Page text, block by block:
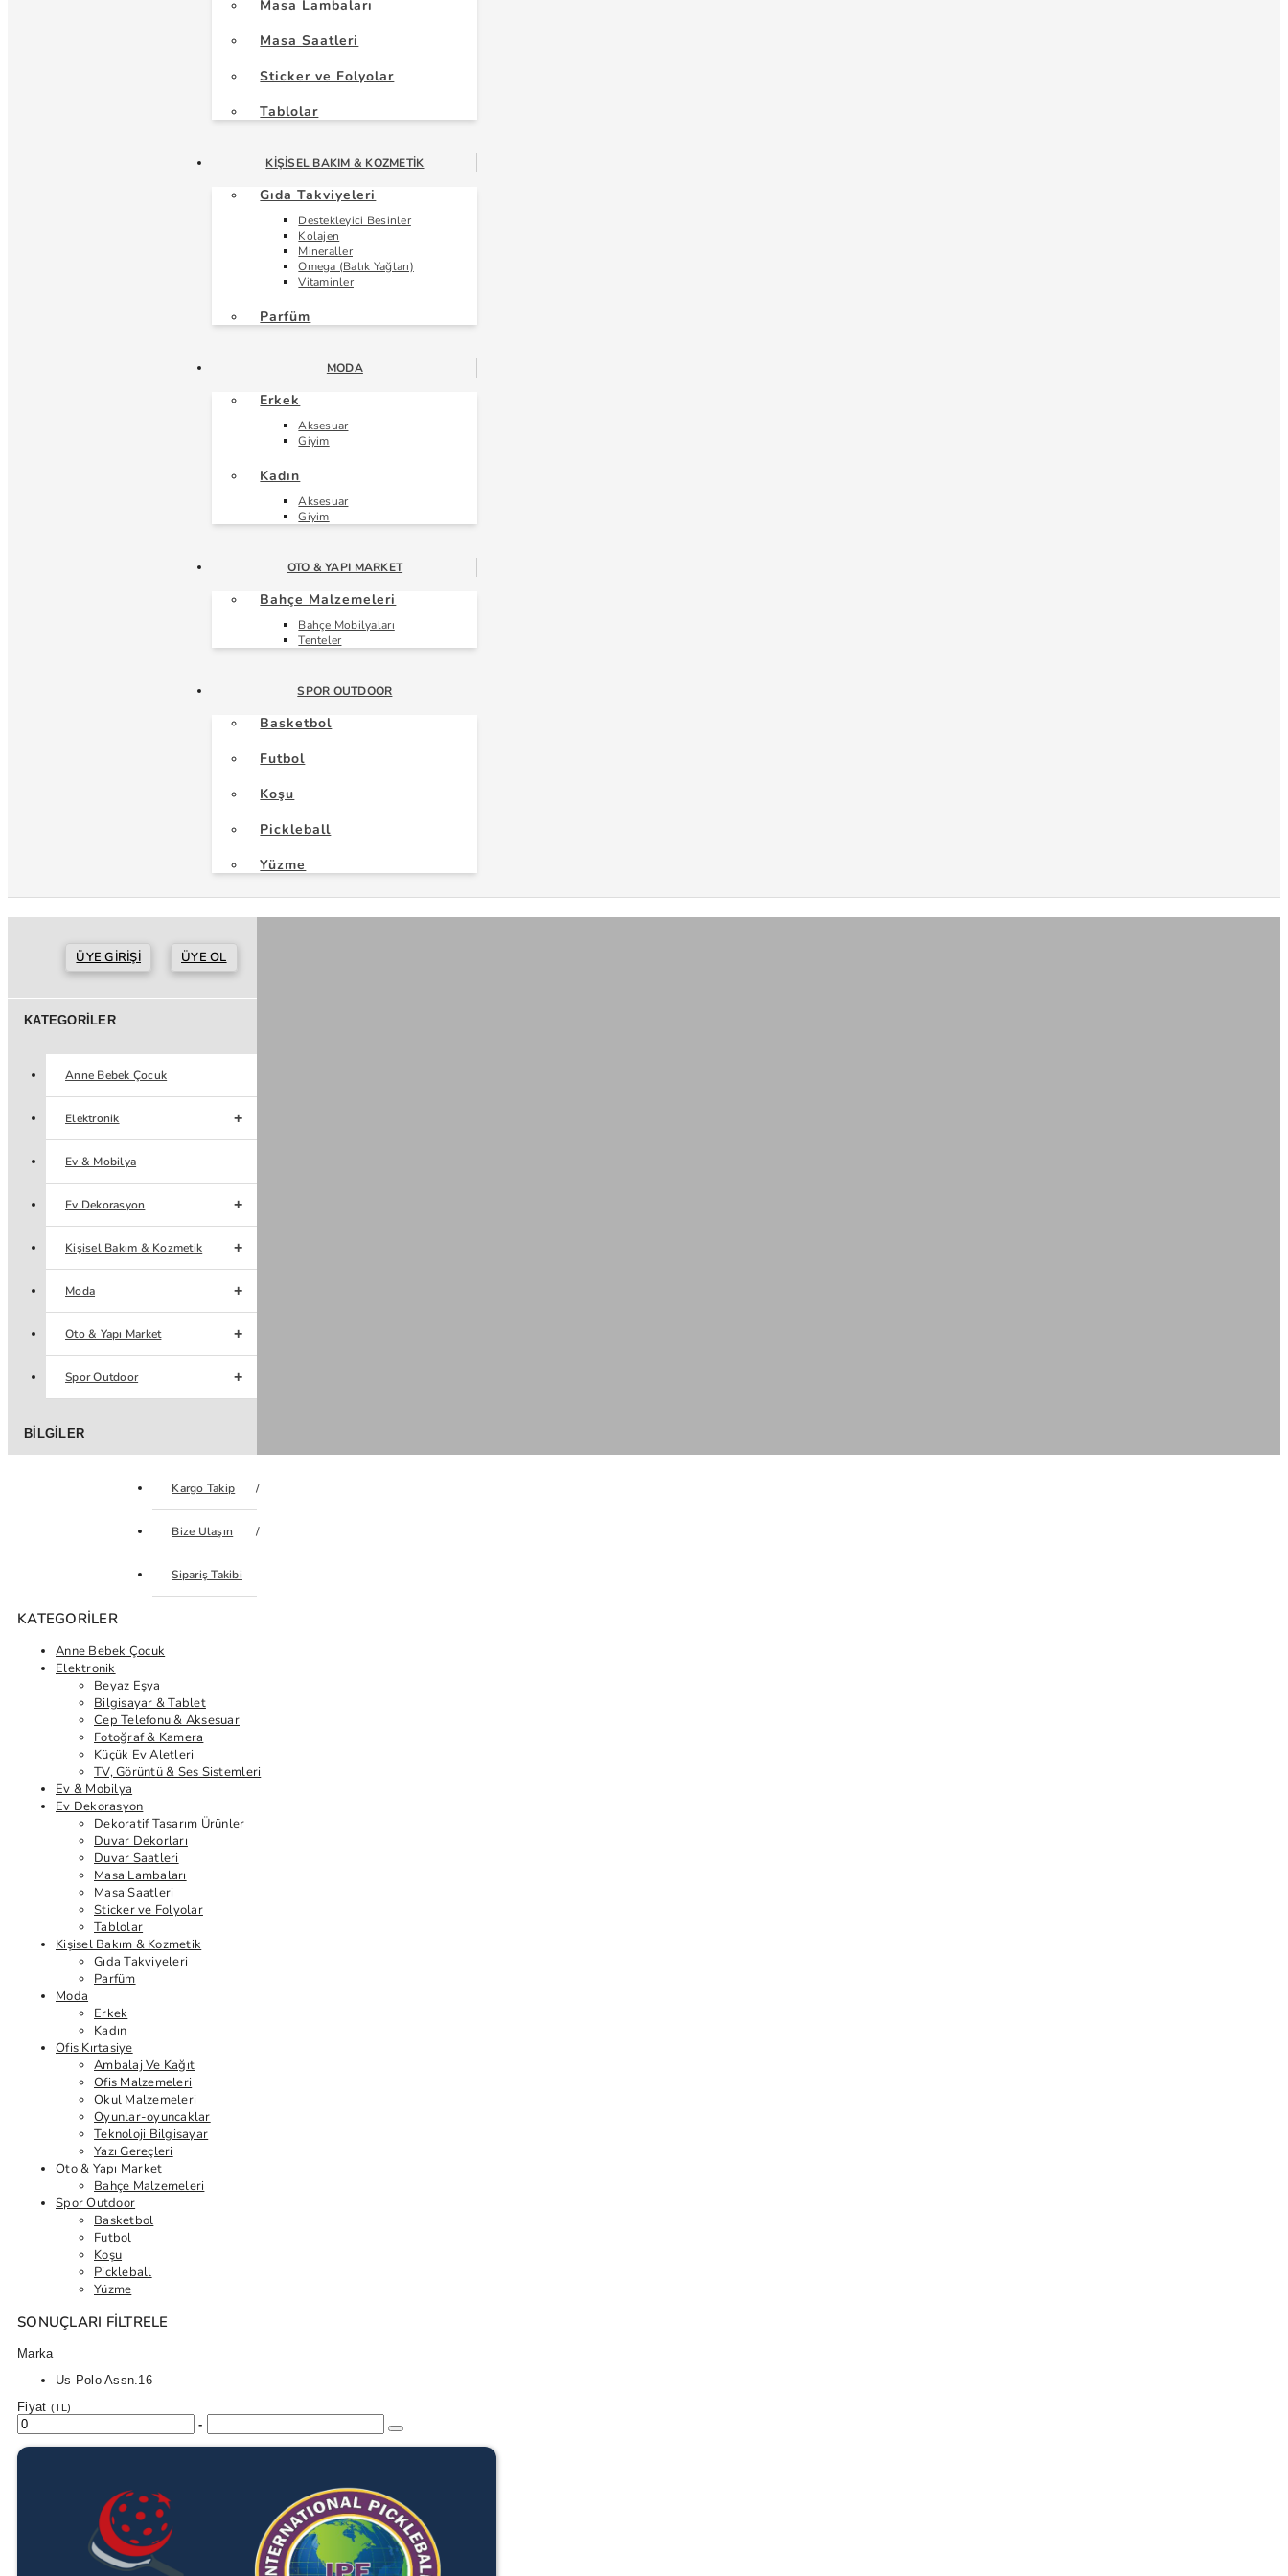
Masa Lambaları
Masa Saatleri
Sticker ve Folyolar
Tablolar
KIŞISEL BAKIM & KOZMETIK
Gıda Takviyeleri
Destekleyici Besinler
Kolajen
Mineraller
Omega (Balık Yağları)
Vitaminler
Parfüm
MODA
Erkek
Aksesuar
Giyim
Kadın
Aksesuar
Giyim
OTO & YAPI MARKET
Bahçe Malzemeleri
Bahçe Mobilyaları
Tenteler
SPOR OUTDOOR
Basketbol
Futbol
Koşu
Pickleball
Yüzme
ÜYE GIRIŞI ÜYE OL
KATEGORILER
Anne Bebek Çocuk
Elektronik
Ev & Mobilya
Ev Dekorasyon
Kişisel Bakım & Kozmetik
Moda
Oto & Yapı Market
Spor Outdoor
BILGILER
Kargo Takip
Bize Ulaşın
Sipariş Takibi
KATEGORILER
Anne Bebek Çocuk
Elektronik
Beyaz Eşya
Bilgisayar & Tablet
Cep Telefonu & Aksesuar
Fotoğraf & Kamera
Küçük Ev Aletleri
TV, Görüntü & Ses Sistemleri
Ev & Mobilya
Ev Dekorasyon
Dekoratif Tasarım Ürünler
Duvar Dekorları
Duvar Saatleri
Masa Lambaları
Masa Saatleri
Sticker ve Folyolar
Tablolar
Kişisel Bakım & Kozmetik
Gıda Takviyeleri
Parfüm
Moda
Erkek
Kadın
Ofis Kırtasiye
Ambalaj Ve Kağıt
Ofis Malzemeleri
Okul Malzemeleri
Oyunlar-oyuncaklar
Teknoloji Bilgisayar
Yazı Gereçleri
Oto & Yapı Market
Bahçe Malzemeleri
Spor Outdoor
Basketbol
Futbol
Koşu
Pickleball
Yüzme
SONUÇLARI FILTRELE
Marka
Us Polo Assn.16
Fiyat (TL)
-